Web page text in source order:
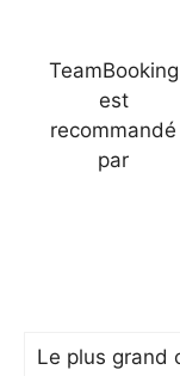
TeamBooking
est
recommandé
par
Le plus grand